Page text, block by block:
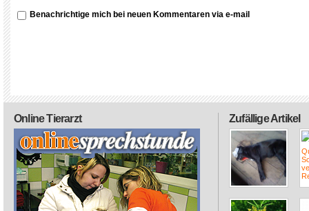
Benachrichtige mich bei neuen Kommentaren via e-mail
Zufällige Artikel
Online Tierarzt